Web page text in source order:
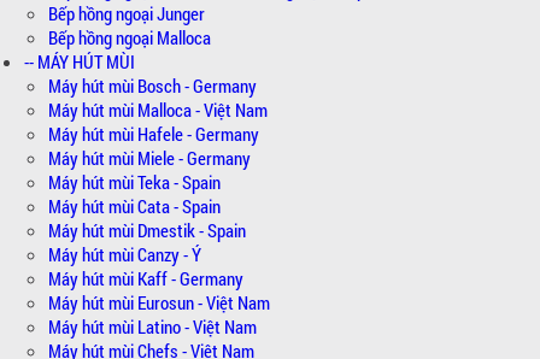
Bếp hồng ngoại Junger
Bếp hồng ngoại Malloca
-- MÁY HÚT MÙI
Máy hút mùi Bosch - Germany
Máy hút mùi Malloca - Việt Nam
Máy hút mùi Hafele - Germany
Máy hút mùi Miele - Germany
Máy hút mùi Teka - Spain
Máy hút mùi Cata - Spain
Máy hút mùi Dmestik - Spain
Máy hút mùi Canzy - Ý
Máy hút mùi Kaff - Germany
Máy hút mùi Eurosun - Việt Nam
Máy hút mùi Latino - Việt Nam
Máy hút mùi Chefs - Việt Nam